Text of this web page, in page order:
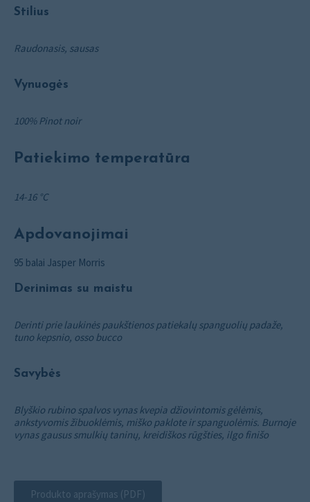
Stilius
Raudonasis, sausas
Vynuogės
100% Pinot noir
Patiekimo temperatūra
14-16 °C
Apdovanojimai
95 balai Jasper Morris
Derinimas su maistu
Derinti prie laukinės paukštienos patiekalų spanguolių padaže,
tuno kepsnio, osso bucco
Savybės
Blyškio rubino spalvos vynas kvepia džiovintomis gėlėmis,
ankstyvomis žibuoklėmis, miško paklote ir spanguolėmis. Burnoje
vynas gausus smulkių taninų, kreidiškos rūgšties, ilgo finišo
Produkto aprašymas (PDF)